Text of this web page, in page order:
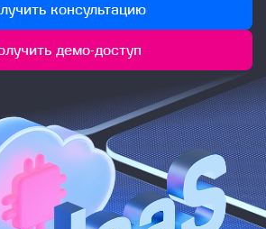
консультацию
демо-доступ